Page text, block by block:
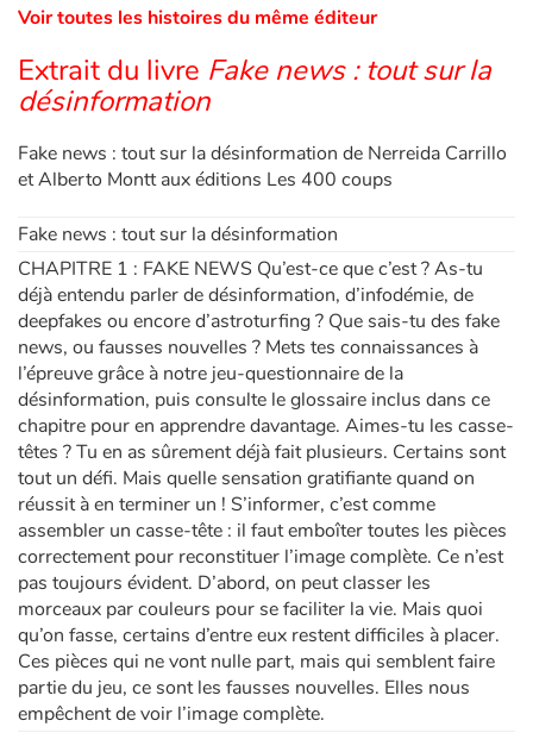
Blog
Actualités
Rencontres et témoignages
Autour de la lecture
Apprendre à lire
Livre audio
Activités et ateliers
Apprendre les langues
Dyslexie, troubles de la lecture
Nos listes de lecture
Les plus lus
Voir toutes les histoires du même éditeur
Extrait du livre Fake news : tout sur la
désinformation
Fake news : tout sur la désinformation de Nerreida Carrillo
et Alberto Montt aux éditions Les 400 coups
Fake news : tout sur la désinformation
CHAPITRE 1 : FAKE NEWS Qu’est-ce que c’est ? As-tu
déjà entendu parler de désinformation, d’infodémie, de
deepfakes ou encore d’astroturfing ? Que sais-tu des fake
news, ou fausses nouvelles ? Mets tes connaissances à
l’épreuve grâce à notre jeu-questionnaire de la
désinformation, puis consulte le glossaire inclus dans ce
chapitre pour en apprendre davantage. Aimes-tu les casse-
têtes ? Tu en as sûrement déjà fait plusieurs. Certains sont
tout un défi. Mais quelle sensation gratifiante quand on
réussit à en terminer un ! S’informer, c’est comme
assembler un casse-tête : il faut emboîter toutes les pièces
correctement pour reconstituer l’image complète. Ce n’est
pas toujours évident. D’abord, on peut classer les
morceaux par couleurs pour se faciliter la vie. Mais quoi
qu’on fasse, certains d’entre eux restent difficiles à placer.
Ces pièces qui ne vont nulle part, mais qui semblent faire
partie du jeu, ce sont les fausses nouvelles. Elles nous
empêchent de voir l’image complète.